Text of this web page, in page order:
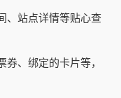
、站点详情等贴心查
、绑定的卡片等，